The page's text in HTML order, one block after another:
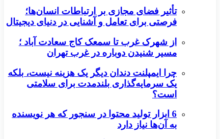
تأثیر فضای مجازی بر ارتباطات انسان‌ها؛
فرصتی برای تعامل و آشنایی در دنیای دیجیتال
از شهرک غرب تا سمعک کاج سعادت آباد ؛
مسیر شنیدن دوباره در غرب تهران
چرا ایمپلنت دندان دیگر یک هزینه نیست، بلکه
یک سرمایه‌گذاری بلندمدت برای سلامتی
است؟
6 ابزار تولید محتوا در سنجور که هر نویسنده
به آن‌ها نیاز دارد